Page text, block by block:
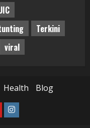
Terkini
viral
Health Blog
Instagram